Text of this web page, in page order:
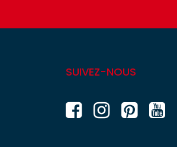
SUIVEZ-NOUS